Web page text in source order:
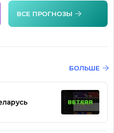
ВСЕ ПРОГНОЗЫ
БОЛЬШЕ